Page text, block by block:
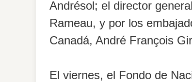
Andrésol; el director
Rameau, y por los
Canadá, André François
El viernes, el Fondo de